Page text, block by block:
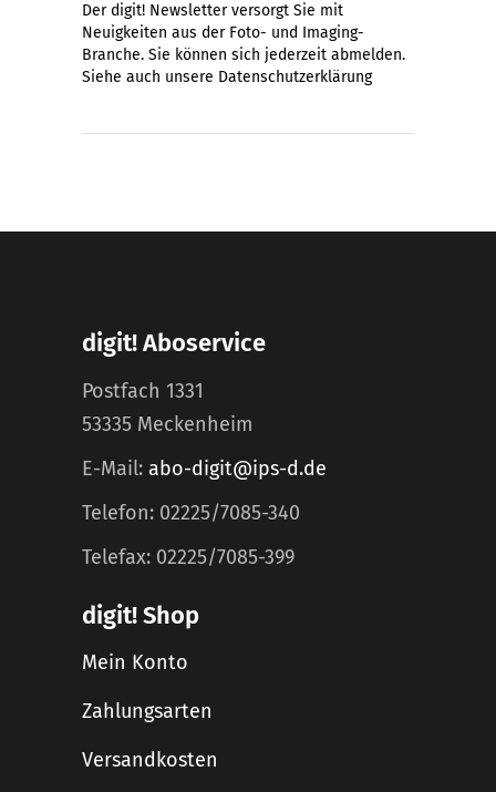
Der digit! Newsletter versorgt Sie mit
Neuigkeiten aus der Foto- und Imaging-
Branche. Sie können sich jederzeit abmelden.
Siehe auch unsere Datenschutzerklärung
digit! Aboservice
Postfach 1331
53335 Meckenheim
E-Mail: abo-digit@ips-d.de
Telefon: 02225/7085-340
Telefax: 02225/7085-399
digit! Shop
Mein Konto
Zahlungsarten
Versandkosten